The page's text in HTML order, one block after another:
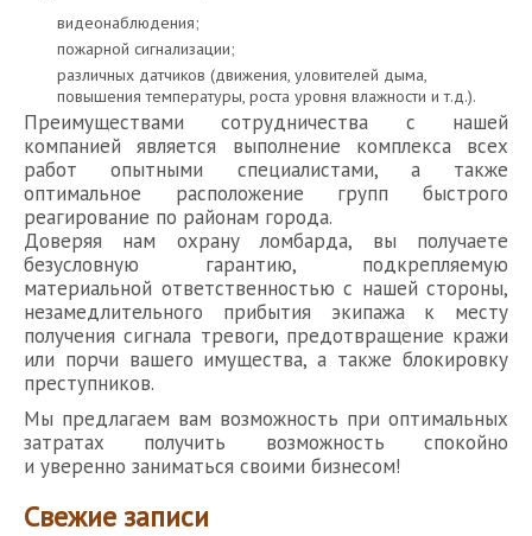
видеонаблюдения;
пожарной сигнализации;
различных датчиков (движения, уловителей дыма,
повышения температуры, роста уровня влажности и т.д.).
Преимуществами сотрудничества с нашей
компанией является выполнение комплекса всех
работ опытными специалистами, а также
оптимальное расположение групп быстрого
реагирование по районам города.
Доверяя нам охрану ломбарда, вы получаете
безусловную гарантию, подкрепляемую
материальной ответственностью с нашей стороны,
незамедлительного прибытия экипажа к месту
получения сигнала тревоги, предотвращение кражи
или порчи вашего имущества, а также блокировку
преступников.
Мы предлагаем вам возможность при оптимальных
затратах получить возможность спокойно
и уверенно заниматься своими бизнесом!
Свежие записи